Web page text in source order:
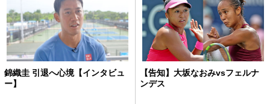
錦織圭 引退へ心境【インタビュ
ー】
【告知】大坂なおみvsフェルナ
ンデス